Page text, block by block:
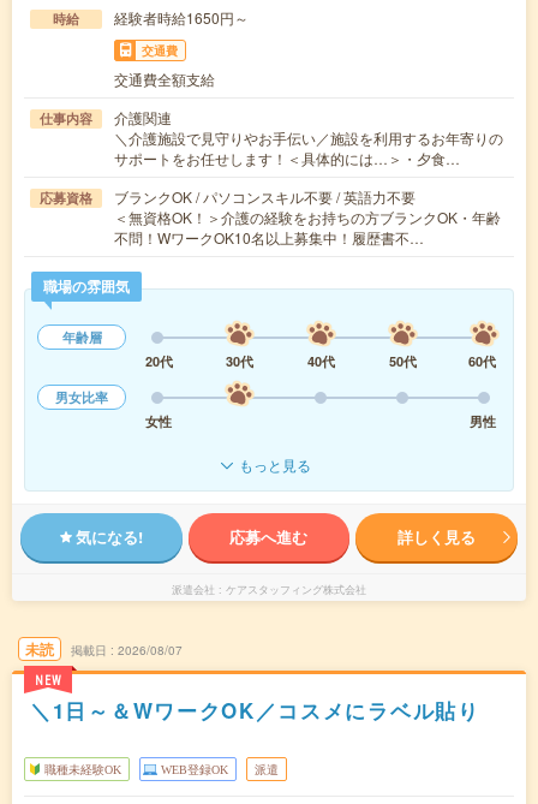
時給 経験者時給1650円～
交通費
交通費全額支給
仕事内容
介護関連
＼介護施設で見守りやお手伝い／施設を利用するお年寄りの
サポートをお任せします！＜具体的には…＞・夕食…
応募資格
ブランクOK / パソコンスキル不要 / 英語力不要
＜無資格OK！＞介護の経験をお持ちの方ブランクOK・年齢
不問！WワークOK10名以上募集中！履歴書不…
職場の雰囲気
年齢層
20代
30代 40代 50代
60代
男女比率
女性
男性
もっと見る
気になる! 応募へ進む 詳しく見る
派遣会社 ケアスタッフィング株式会社
未読
NEW
掲載日 2026/08/07
＼1日～＆WワークOK／コスメにラベル貼り
職種未経験OK WEB登録OK 派遣